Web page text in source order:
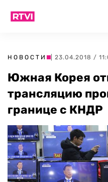
НОВОСТИ | 23.04.2018 /
Южная Корея
трансляцию
границе с КНДР